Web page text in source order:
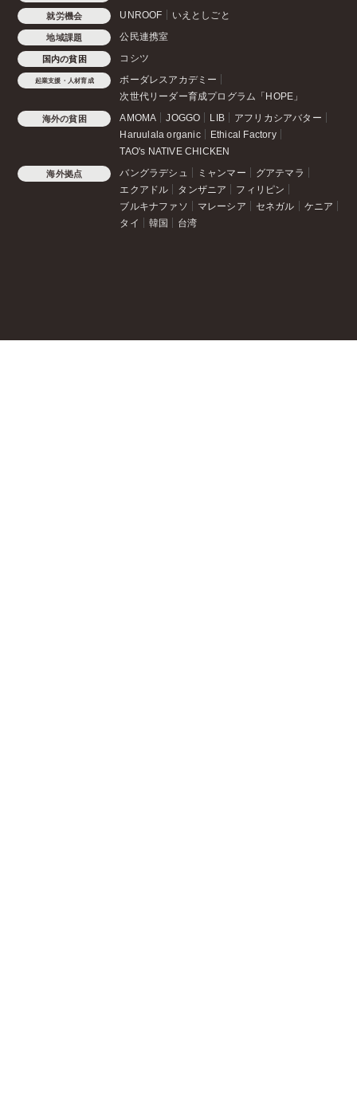
就労機会 UNROOF いえとしごと
地域課題 公民連携室
国内の貧困 コシツ
起業支援・人材育成
ボーダレスアカデミー
次世代リーダー育成プログラム「HOPE」
海外の貧困 AMOMA JOGGO LIB
アフリカシアバター
Haruulala organic
Ethical Factory
TAO's NATIVE CHICKEN
海外拠点 バングラデシュ ミャンマー
グアテマラ
エクアドル
タンザニア
フィリピン
ブルキナファソ
マレーシア セネガル
ケニア
タイ
韓国 台湾